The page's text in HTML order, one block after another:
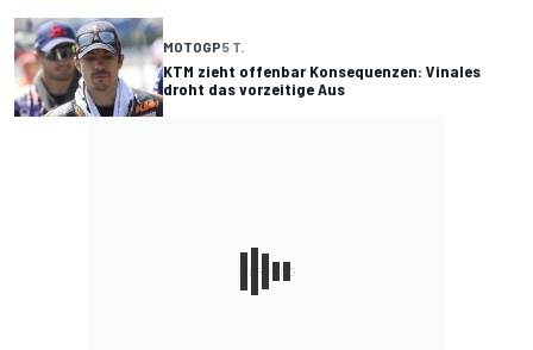
MOTOGP5 T.
KTM zieht offenbar Konsequenzen: Vinales
droht das vorzeitige Aus